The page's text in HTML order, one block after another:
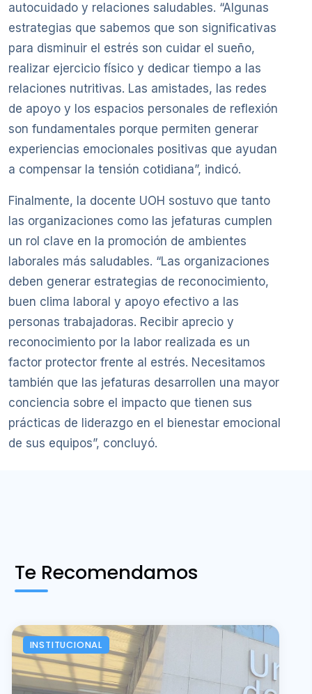
autocuidado y relaciones saludables. “Algunas
estrategias que sabemos que son significativas
para disminuir el estrés son cuidar el sueño,
realizar ejercicio físico y dedicar tiempo a las
relaciones nutritivas. Las amistades, las redes
de apoyo y los espacios personales de reflexión
son fundamentales porque permiten generar
experiencias emocionales positivas que ayudan
a compensar la tensión cotidiana”, indicó.
Finalmente, la docente UOH sostuvo que tanto
las organizaciones como las jefaturas cumplen
un rol clave en la promoción de ambientes
laborales más saludables. “Las organizaciones
deben generar estrategias de reconocimiento,
buen clima laboral y apoyo efectivo a las
personas trabajadoras. Recibir aprecio y
reconocimiento por la labor realizada es un
factor protector frente al estrés. Necesitamos
también que las jefaturas desarrollen una mayor
conciencia sobre el impacto que tienen sus
prácticas de liderazgo en el bienestar emocional
de sus equipos”, concluyó.
Te Recomendamos
INSTITUCIONAL